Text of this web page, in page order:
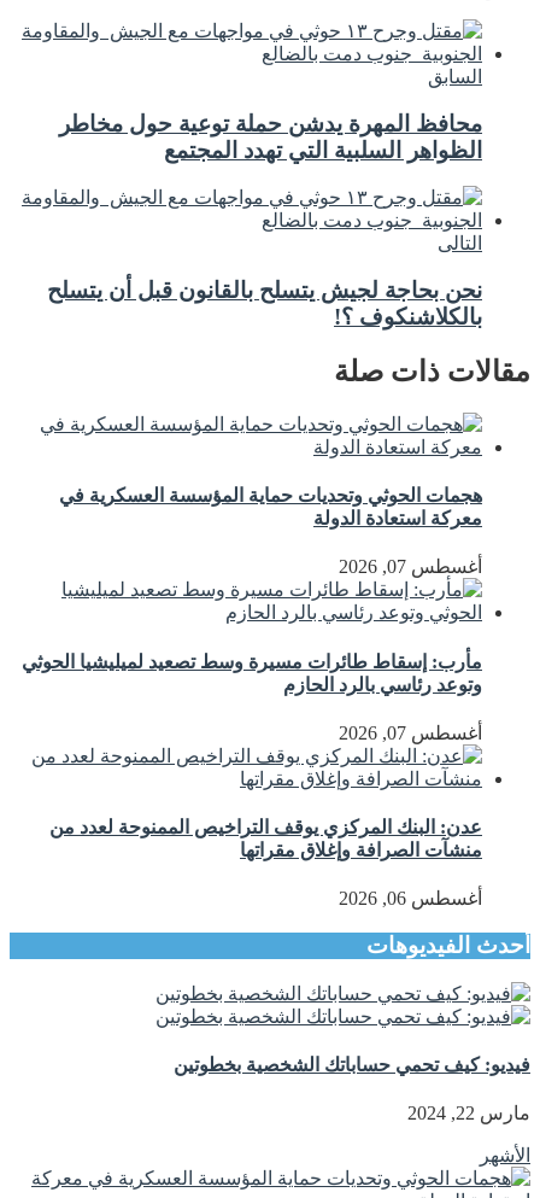
السابق
محافظ المهرة يدشن حملة توعية حول مخاطر
الظواهر السلبية التي تهدد المجتمع
التالى
نحن بحاجة لجيش يتسلح بالقانون قبل أن يتسلح
بالكلاشنكوف ؟!
مقالات ذات صلة
هجمات الحوثي وتحديات حماية المؤسسة العسكرية في
معركة استعادة الدولة
أغسطس 07, 2026
مأرب: إسقاط طائرات مسيرة وسط تصعيد لميليشيا الحوثي
وتوعد رئاسي بالرد الحازم
أغسطس 07, 2026
عدن: البنك المركزي يوقف التراخيص الممنوحة لعدد من
منشآت الصرافة وإغلاق مقراتها
أغسطس 06, 2026
أحدث الفيديوهات
فيديو: كيف تحمي حساباتك الشخصية بخطوتين
مارس 22, 2024
الأشهر